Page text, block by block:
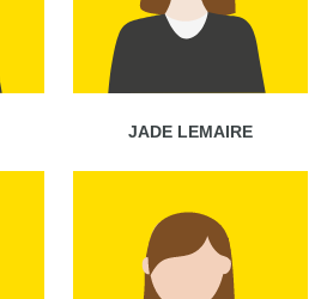
JADE LEMAIRE